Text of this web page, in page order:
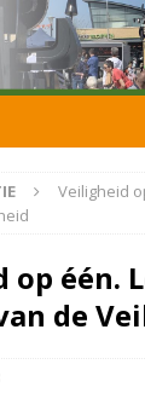
Veiligheid
één.
de